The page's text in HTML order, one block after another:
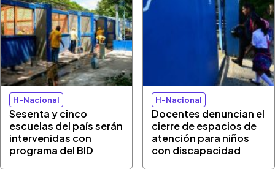
H-Nacional
Sesenta y cinco
escuelas del país serán
intervenidas con
programa del BID
H-Nacional
Docentes denuncian el
cierre de espacios de
atención para niños
con discapacidad